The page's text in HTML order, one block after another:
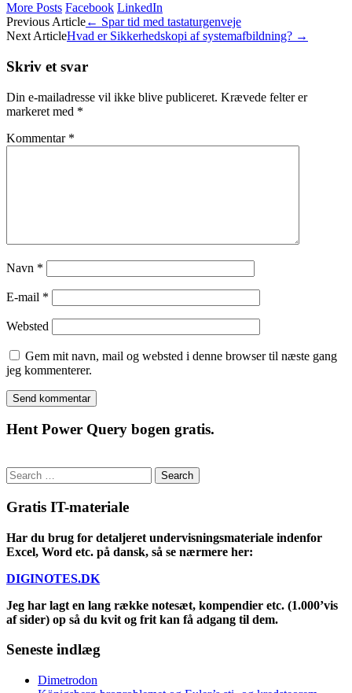
More Posts Facebook LinkedIn
Post
navigation
Previous Article← Spar tid med tastaturgenveje
Next ArticleHvad er Sikkerhedskopi af systemafbildning? →
Skriv et svar
Din e-mailadresse vil ikke blive publiceret. Krævede felter er
markeret med *
Kommentar *
Navn *
E-mail *
Websted
Gem mit navn, mail og websted i denne browser til næste gang
jeg kommenterer.
Hent Power Query bogen gratis.
Search
for:
Gratis IT-materiale
Har du brug for detaljeret undervisningsmateriale indenfor
Excel, Word etc. på dansk, så se nærmere her:
DIGINOTES.DK
Jeg har lagt en lang række notesæt, kompendier etc. (1.000’vis
af sider) op så du kvit og frit kan få adgang til dem.
Seneste indlæg
Dimetrodon